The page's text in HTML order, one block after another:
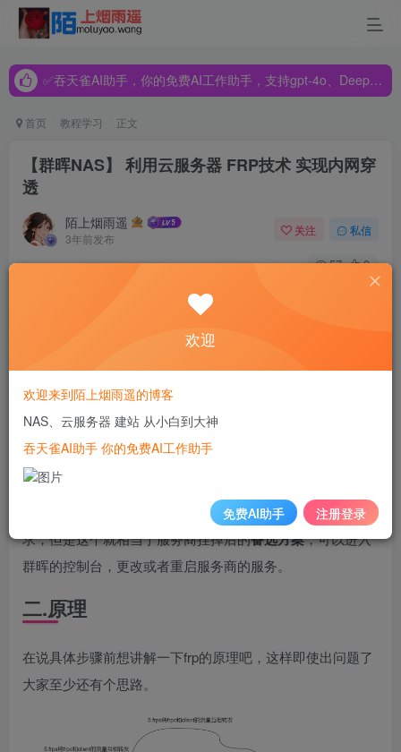
✅吞天雀AI助手，你的免费AI工作助手，支持gpt-4o、DeepSeek、Claude🔥🔥🔥🔥
✅吞天雀AI助手，你的免费AI工作助手，支持gpt-4o、DeepSeek、Claude🔥🔥🔥🔥
首页 教程学习 正文
【群晖NAS】 利用云服务器 FRP技术 实现内网穿
透
陌上烟雨遥
3年前发布
关注 私信
57 0
我在之前的文章有介绍过使用服务商提供的内网穿透，但是
这也存在着一些缺点，有的服务商提供的节点并不稳定，容
易掉线，一旦掉线，就直接与机器“失联”了。
因为我本身有一台云服务器，拥有公网IP，就想用这台服务
器，利用FRP技术实现群晖的内网穿透。
虽然我的服务器带宽只有5M，无法满足正常的影音娱乐需
求，但是这个就相当于服务商挂掉后的备选方案，可以进入
群晖的控制台，更改或者重启服务商的服务。
二.原理
在说具体步骤前想讲解一下frp的原理吧，这样即使出问题了
大家至少还有个思路。
欢迎
欢迎来到陌上烟雨遥的博客
NAS、云服务器 建站 从小白到大神
吞天雀AI助手 你的免费AI工作助手
免费AI助手 注册登录